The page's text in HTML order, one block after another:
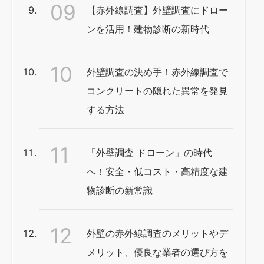
【赤外線調査】外壁調査にドロー
ンを活用！建物診断の新時代
外壁調査の決め手！赤外線調査で
コンクリートの隠れた異常を発見
する方法
「外壁調査 ドローン」の時代
へ！安全・低コスト・高精度な建
物診断の新常識
外壁の赤外線調査のメリットやデ
メリット、優良な業者の選び方を